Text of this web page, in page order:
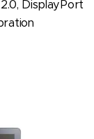
DisplayPort